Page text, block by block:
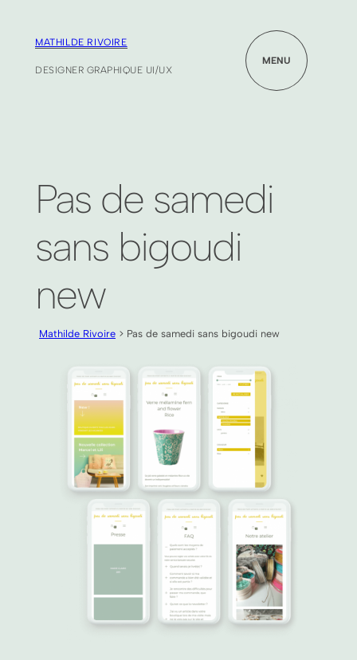
MATHILDE RIVOIRE
DESIGNER GRAPHIQUE UI/UX
MENU
Pas de samedi
sans bigoudi
new
Mathilde Rivoire > Pas de samedi sans bigoudi new